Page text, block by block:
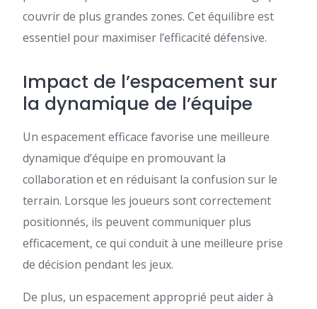
couvrir de plus grandes zones. Cet équilibre est
essentiel pour maximiser l’efficacité défensive.
Impact de l’espacement sur
la dynamique de l’équipe
Un espacement efficace favorise une meilleure
dynamique d’équipe en promouvant la
collaboration et en réduisant la confusion sur le
terrain. Lorsque les joueurs sont correctement
positionnés, ils peuvent communiquer plus
efficacement, ce qui conduit à une meilleure prise
de décision pendant les jeux.
De plus, un espacement approprié peut aider à